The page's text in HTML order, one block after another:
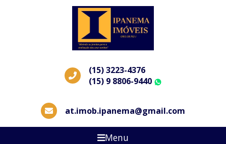
(15) 3223-4376
(15) 9 8806-9440
at.imob.ipanema@gmail.com
Menu